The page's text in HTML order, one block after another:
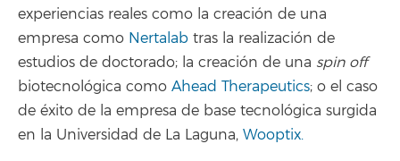
experiencias reales como la creación de una
empresa como Nertalab tras la realización de
estudios de doctorado; la creación de una spin off
biotecnológica como Ahead Therapeutics; o el caso
de éxito de la empresa de base tecnológica surgida
en la Universidad de La Laguna, Wooptix.